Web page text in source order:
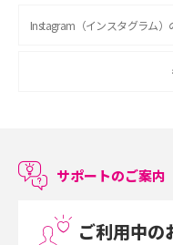
Instagram（インスタグラム
ASMRとは？初心者向けの代
LINEで友だちを削除する方法
プリペイドSIMとは？種類や
サポートのご案内
ご利用中の